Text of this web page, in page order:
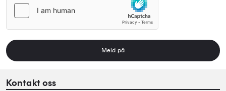
Meld på
Kontakt oss